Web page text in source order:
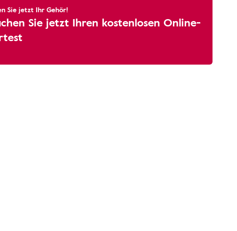
Sie jetzt Ihr Gehör!
Sie jetzt Ihren kostenlosen Online-